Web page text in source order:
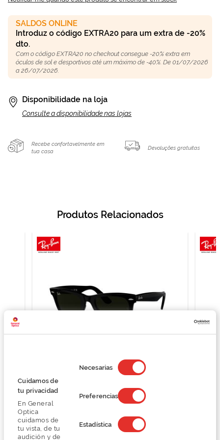
Cuidamos de
tu privacidad
En General
Optica
cuidamos de
tu vista, de tu
audición y de
de
consentimiento
Necesarias
Preferencias
Estadística
SALDOS ONLINE
Introduz o código EXTRA20 para um extra de -20%
dto.
Com o código EXTRA20 no checkout consegue -20% extra em
óculos de sol e desportivos até um máximo de -40%. De 01/07/2026
a 26/07/2026.
Disponibilidade na loja
Consulte a disponibilidade nas lojas
Recebe confortavelmente em
tua casa
Devoluções gratuitas
Produtos Relacionados
Ray Ban RB2140
125,25 €
167,00 €